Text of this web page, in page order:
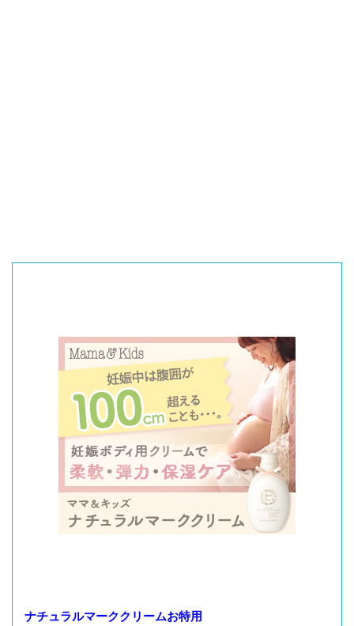
ナチュラルマーククリームお特用